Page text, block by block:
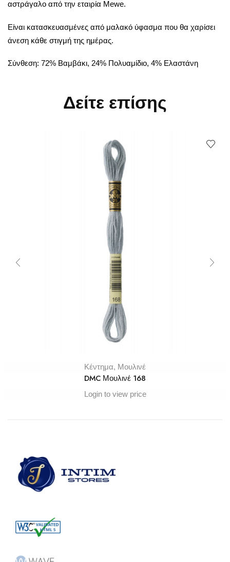
αστράγαλο από την εταιρία Mewe.
Είναι κατασκευασμένες από μαλακό ύφασμα που θα χαρίσει
άνεση κάθε στιγμή της ημέρας.
Σύνθεση: 72% Βαμβάκι, 24% Πολυαμίδιο, 4% Ελαστάνη
Δείτε επίσης
Κέντημα, Μουλινέ
DMC Μουλινέ 168
Login to view price